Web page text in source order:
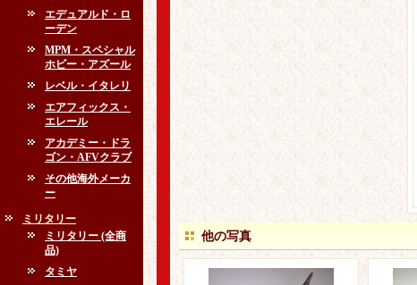
エデュアルド・ロ
ーデン
MPM・スペシャル
ホビー・アズール
レベル・イタレリ
エアフィックス・
エレール
アカデミー・ドラ
ゴン・AFVクラブ
その他海外メーカ
ー
ミリタリー
ミリタリー (全商
品)
タミヤ
他の写真